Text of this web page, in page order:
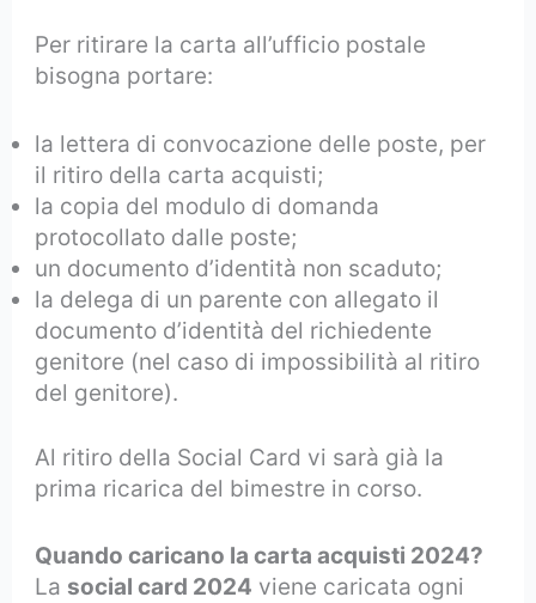
Per ritirare la carta all’ufficio postale
bisogna portare:
la lettera di convocazione delle poste, per
il ritiro della carta acquisti;
la copia del modulo di domanda
protocollato dalle poste;
un documento d’identità non scaduto;
la delega di un parente con allegato il
documento d’identità del richiedente
genitore (nel caso di impossibilità al ritiro
del genitore).
Al ritiro della Social Card vi sarà già la
prima ricarica del bimestre in corso.
Quando caricano la carta acquisti 2024?
La social card 2024 viene caricata ogni